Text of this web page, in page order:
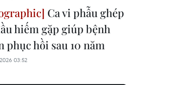
Ca vi phẫu ghép
hiếm gặp giúp bệnh
phục hồi sau 10 năm
03:52